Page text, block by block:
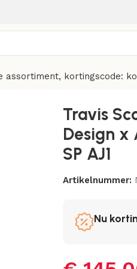
assortiment, kortingscode:
Travis
Design x
SP AJ1
Artikelnummer:
Nu